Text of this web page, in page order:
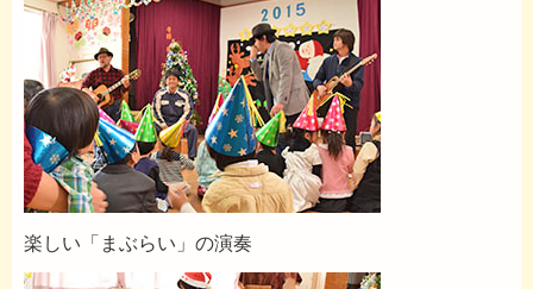
楽しい「まぶらい」の演奏